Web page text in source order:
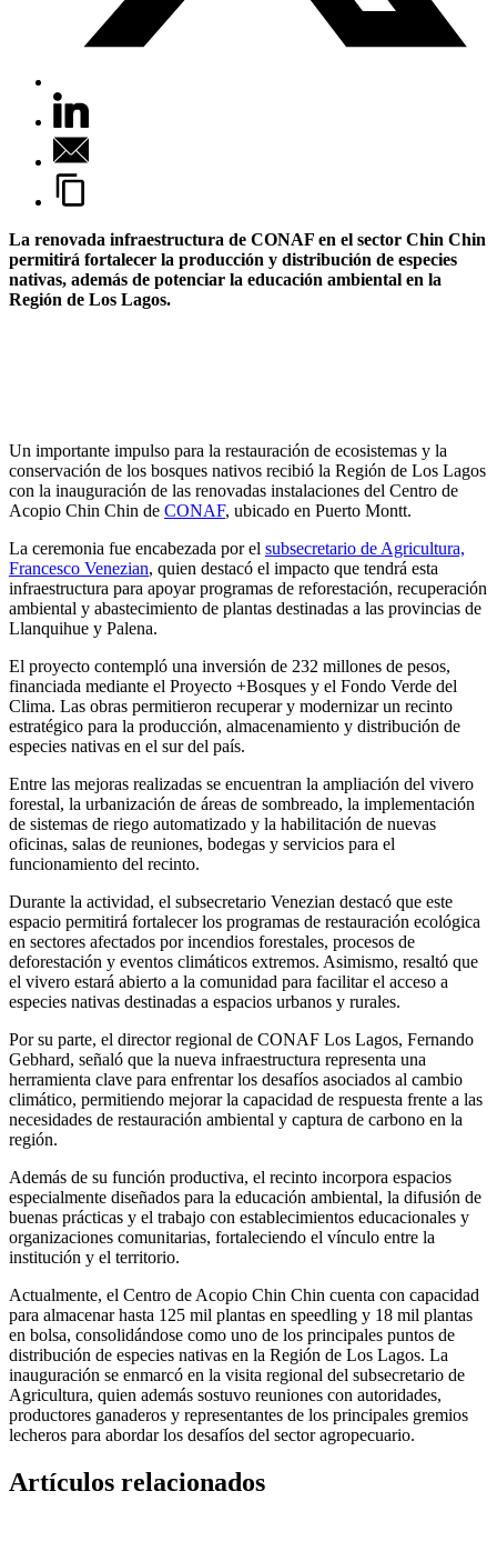
La renovada infraestructura de CONAF en el sector Chin Chin
permitirá fortalecer la producción y distribución de especies
nativas, además de potenciar la educación ambiental en la
Región de Los Lagos.
Un importante impulso para la restauración de ecosistemas y la
conservación de los bosques nativos recibió la Región de Los Lagos
con la inauguración de las renovadas instalaciones del Centro de
Acopio Chin Chin de CONAF, ubicado en Puerto Montt.
La ceremonia fue encabezada por el subsecretario de Agricultura,
Francesco Venezian, quien destacó el impacto que tendrá esta
infraestructura para apoyar programas de reforestación, recuperación
ambiental y abastecimiento de plantas destinadas a las provincias de
Llanquihue y Palena.
El proyecto contempló una inversión de 232 millones de pesos,
financiada mediante el Proyecto +Bosques y el Fondo Verde del
Clima. Las obras permitieron recuperar y modernizar un recinto
estratégico para la producción, almacenamiento y distribución de
especies nativas en el sur del país.
Entre las mejoras realizadas se encuentran la ampliación del vivero
forestal, la urbanización de áreas de sombreado, la implementación
de sistemas de riego automatizado y la habilitación de nuevas
oficinas, salas de reuniones, bodegas y servicios para el
funcionamiento del recinto.
Durante la actividad, el subsecretario Venezian destacó que este
espacio permitirá fortalecer los programas de restauración ecológica
en sectores afectados por incendios forestales, procesos de
deforestación y eventos climáticos extremos. Asimismo, resaltó que
el vivero estará abierto a la comunidad para facilitar el acceso a
especies nativas destinadas a espacios urbanos y rurales.
Por su parte, el director regional de CONAF Los Lagos, Fernando
Gebhard, señaló que la nueva infraestructura representa una
herramienta clave para enfrentar los desafíos asociados al cambio
climático, permitiendo mejorar la capacidad de respuesta frente a las
necesidades de restauración ambiental y captura de carbono en la
región.
Además de su función productiva, el recinto incorpora espacios
especialmente diseñados para la educación ambiental, la difusión de
buenas prácticas y el trabajo con establecimientos educacionales y
organizaciones comunitarias, fortaleciendo el vínculo entre la
institución y el territorio.
Actualmente, el Centro de Acopio Chin Chin cuenta con capacidad
para almacenar hasta 125 mil plantas en speedling y 18 mil plantas
en bolsa, consolidándose como uno de los principales puntos de
distribución de especies nativas en la Región de Los Lagos. La
inauguración se enmarcó en la visita regional del subsecretario de
Agricultura, quien además sostuvo reuniones con autoridades,
productores ganaderos y representantes de los principales gremios
lecheros para abordar los desafíos del sector agropecuario.
Artículos relacionados